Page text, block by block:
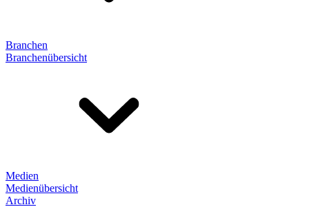
Branchen
Branchenübersicht
Medien
Medienübersicht
Archiv